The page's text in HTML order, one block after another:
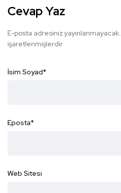
Cevap Yaz
E-posta adresiniz yayınlanmayacak.
işaretlenmişlerdir
İsim Soyad*
Eposta*
Web Sitesi